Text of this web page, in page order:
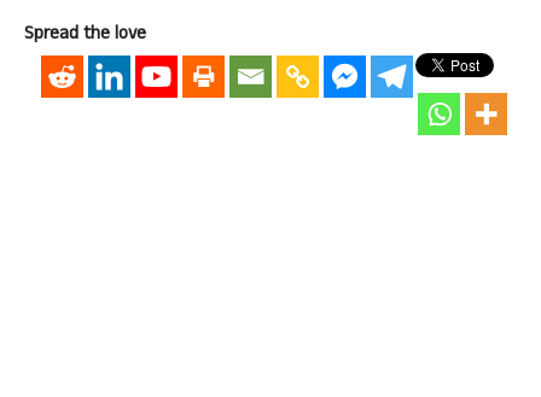
Spread the love